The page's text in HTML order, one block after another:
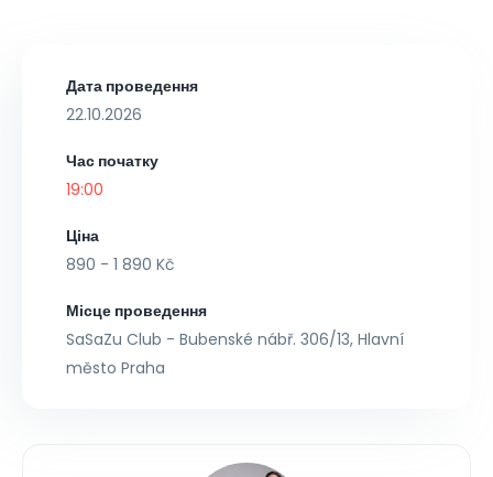
Дата проведення
22.10.2026
Час початку
19:00
Ціна
890 - 1 890 Kč
Місце проведення
SaSaZu Club - Bubenské nábř. 306/13, Hlavní
město Praha